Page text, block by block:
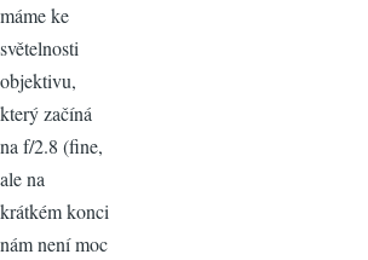
máme ke
světelnosti
objektivu,
který začíná
na f/2.8 (fine,
ale na
krátkém konci
nám není moc